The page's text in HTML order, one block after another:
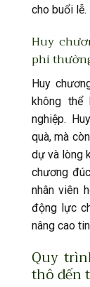
cho buổi lễ.
Huy
phi
Huy
không
nghiệp.
quà, mà
dự và lòng
chương
nhân viên
động lực
nâng cao
Quy
thô đến